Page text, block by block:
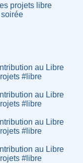
projets libre
soirée
au Libre
#libre
au Libre
#libre
au Libre
#libre
au Libre
#libre